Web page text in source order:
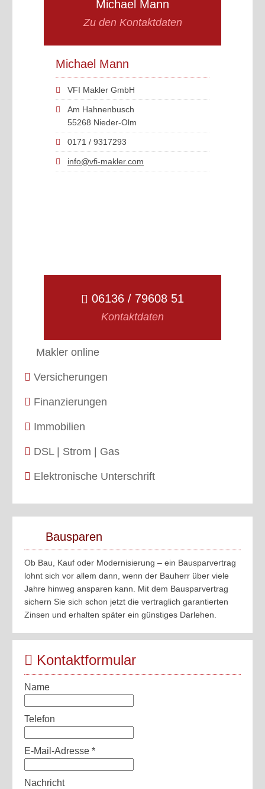
Michael Mann
Zu den Kontaktdaten
Michael Mann
VFI Makler GmbH
Am Hahnenbusch
55268 Nieder-Olm
0171 / 9317293
info@vfi-makler.com
06136 / 79608 51
Kontaktdaten
Makler online
Versicherungen
Finanzierungen
Immobilien
DSL | Strom | Gas
Elektronische Unterschrift
Bausparen
Ob Bau, Kauf oder Modernisierung – ein Bausparvertrag
lohnt sich vor allem dann, wenn der Bauherr über viele
Jahre hinweg ansparen kann. Mit dem Bausparvertrag
sichern Sie sich schon jetzt die vertraglich garantierten
Zinsen und erhalten später ein günstiges Darlehen.
Kontaktformular
Name
Telefon
E-Mail-Adresse *
Nachricht